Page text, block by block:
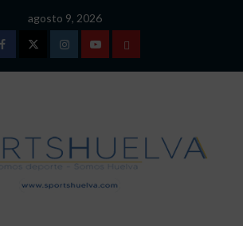
agosto 9, 2026
FacebookTwitterInstagramYoutubeTÉRMINOS
DE
USO